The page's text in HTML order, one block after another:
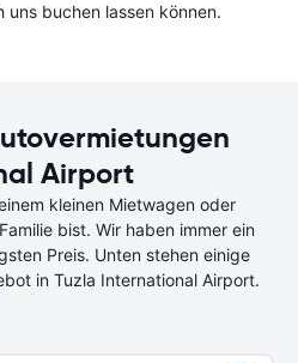
buchen lassen können.
Airport
kleinen Mietwagen oder
bist. Wir haben immer ein
Preis. Unten stehen einige
in Tuzla International Airport.